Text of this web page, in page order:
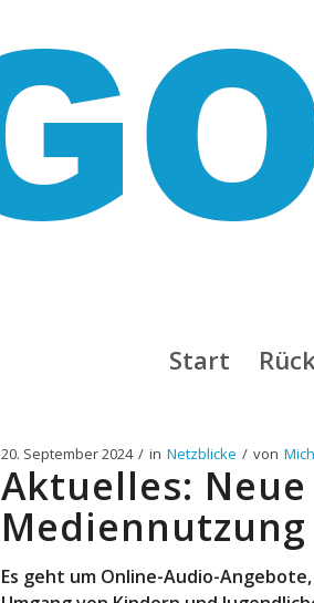
Start
20. September 2024 / in Netzblicke / von
Aktuelles:
Mediennutzung
Es geht um Online-Audio-